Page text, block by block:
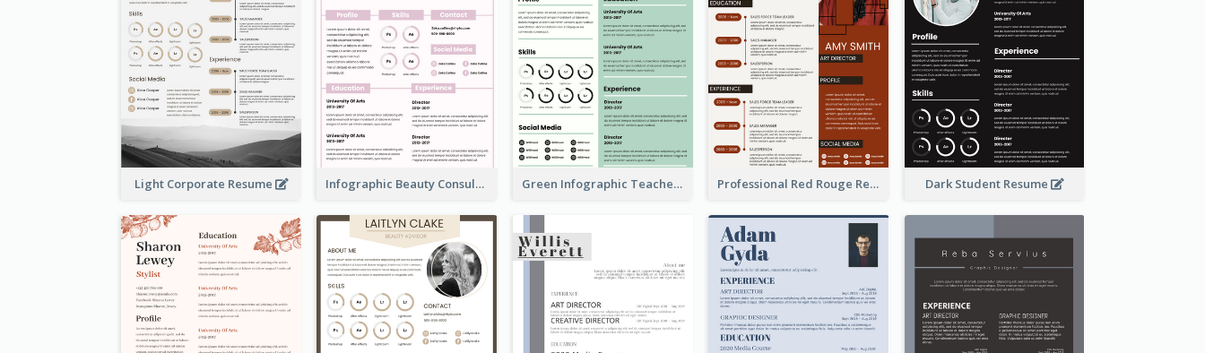
Light Corporate Resume Infographic Beauty Consultant Resume Green Infographic Teacher Resume Professional Red Rouge Resume Dark Student Resume